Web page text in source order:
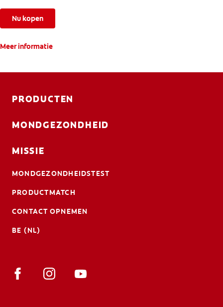
Nu kopen
Meer informatie
PRODUCTEN
MONDGEZONDHEID
MISSIE
MONDGEZONDHEIDSTEST
PRODUCTMATCH
CONTACT OPNEMEN
BE (NL)